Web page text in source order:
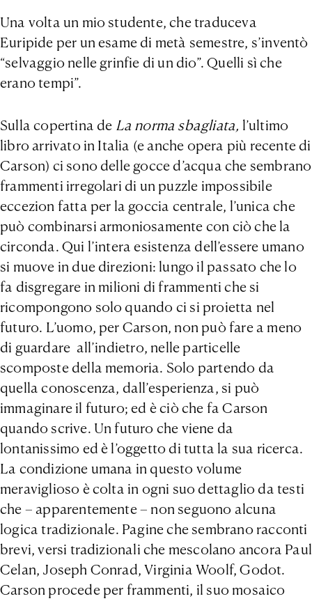
Una volta un mio studente, che traduceva
Euripide per un esame di metà semestre, s’inventò
“selvaggio nelle grinfie di un dio”. Quelli sì che
erano tempi”.
Sulla copertina de La norma sbagliata, l’ultimo
libro arrivato in Italia (e anche opera più recente di
Carson) ci sono delle gocce d’acqua che sembrano
frammenti irregolari di un puzzle impossibile
eccezion fatta per la goccia centrale, l’unica che
può combinarsi armoniosamente con ciò che la
circonda. Qui l’intera esistenza dell’essere umano
si muove in due direzioni: lungo il passato che lo
fa disgregare in milioni di frammenti che si
ricompongono solo quando ci si proietta nel
futuro. L’uomo, per Carson, non può fare a meno
di guardare all’indietro, nelle particelle
scomposte della memoria. Solo partendo da
quella conoscenza, dall’esperienza, si può
immaginare il futuro; ed è ciò che fa Carson
quando scrive. Un futuro che viene da
lontanissimo ed è l’oggetto di tutta la sua ricerca.
La condizione umana in questo volume
meraviglioso è colta in ogni suo dettaglio da testi
che – apparentemente – non seguono alcuna
logica tradizionale. Pagine che sembrano racconti
brevi, versi tradizionali che mescolano ancora Paul
Celan, Joseph Conrad, Virginia Woolf, Godot.
Carson procede per frammenti, il suo mosaico